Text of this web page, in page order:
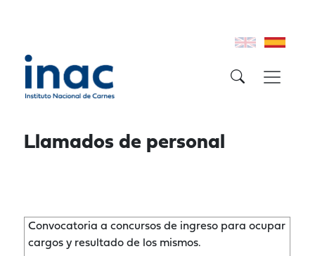
Llamados de personal
Convocatoria a concursos de ingreso para ocupar
cargos y resultado de los mismos.